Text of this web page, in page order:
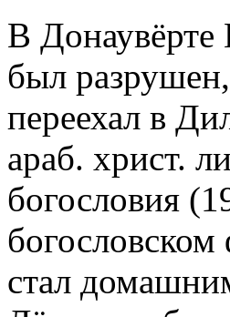
В Донаувёрте
был
переехал в
араб. христ.
богословия
стал